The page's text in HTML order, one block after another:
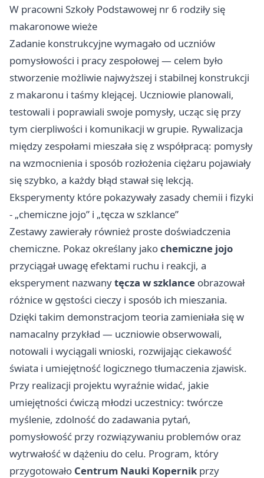
W pracowni Szkoły Podstawowej nr 6 rodziły się
makaronowe wieże
Zadanie konstrukcyjne wymagało od uczniów
pomysłowości i pracy zespołowej — celem było
stworzenie możliwie najwyższej i stabilnej konstrukcji
z makaronu i taśmy klejącej. Uczniowie planowali,
testowali i poprawiali swoje pomysły, ucząc się przy
tym cierpliwości i komunikacji w grupie. Rywalizacja
między zespołami mieszała się z współpracą: pomysły
na wzmocnienia i sposób rozłożenia ciężaru pojawiały
się szybko, a każdy błąd stawał się lekcją.
Eksperymenty które pokazywały zasady chemii i fizyki
- „chemiczne jojo” i „tęcza w szklance”
Zestawy zawierały również proste doświadczenia
chemiczne. Pokaz określany jakochemiczne jojo
przyciągał uwagę efektami ruchu i reakcji, a
eksperyment nazwanytęcza w szklance obrazował
różnice w gęstości cieczy i sposób ich mieszania.
Dzięki takim demonstracjom teoria zamieniała się w
namacalny przykład — uczniowie obserwowali,
notowali i wyciągali wnioski, rozwijając ciekawość
świata i umiejętność logicznego tłumaczenia zjawisk.
Przy realizacji projektu wyraźnie widać, jakie
umiejętności ćwiczą młodzi uczestnicy: twórcze
myślenie, zdolność do zadawania pytań,
pomysłowość przy rozwiązywaniu problemów oraz
wytrwałość w dążeniu do celu. Program, który
przygotowało Centrum Nauki Kopernik przy